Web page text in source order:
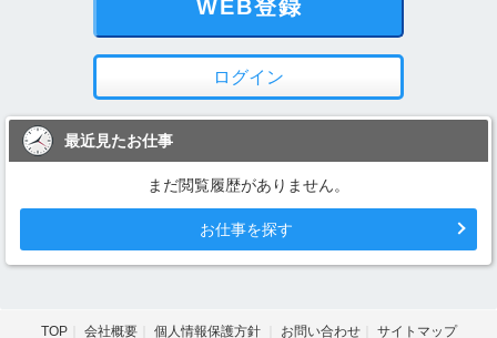
WEB登録
ログイン
最近見たお仕事
まだ閲覧履歴がありません。
お仕事を探す
TOP 会社概要 個人情報保護方針 お問い合わせ サイトマップ